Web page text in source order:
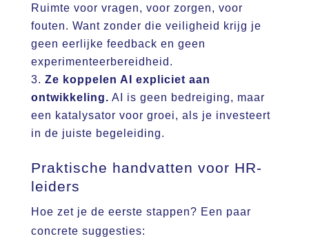
Ruimte voor vragen, voor zorgen, voor
fouten. Want zonder die veiligheid krijg je
geen eerlijke feedback en geen
experimenteerbereidheid.
Ze koppelen AI expliciet aan
ontwikkeling. AI is geen bedreiging, maar
een katalysator voor groei, als je investeert
in de juiste begeleiding.
Praktische handvatten voor HR-
leiders
Hoe zet je de eerste stappen? Een paar
concrete suggesties: